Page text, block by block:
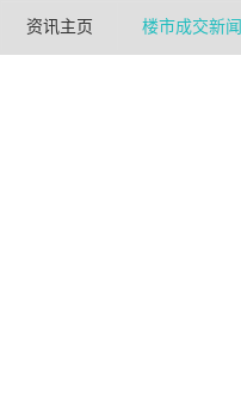
资讯主页 楼市成交新闻